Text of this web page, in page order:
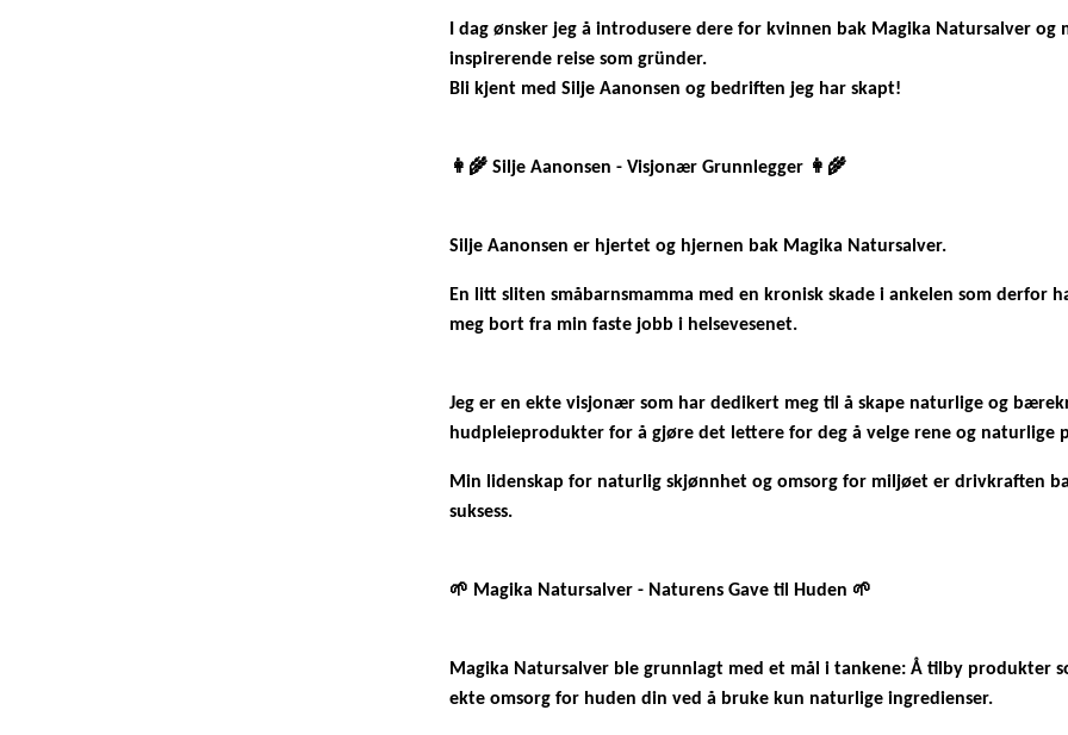
I dag ønsker jeg å introdusere dere for kvinnen bak Magika Natursalver og
inspirerende reise som gründer.
Bli kjent med Silje Aanonsen og bedriften jeg har skapt!
👩‍🌾 Silje Aanonsen - Visjonær Grunnlegger 👩‍🌾
Silje Aanonsen er hjertet og hjernen bak Magika Natursalver.
En litt sliten småbarnsmamma med en kronisk skade i ankelen som derfor
meg bort fra min faste jobb i helsevesenet.
Jeg er en ekte visjonær som har dedikert meg til å skape naturlige og
hudpleieprodukter for å gjøre det lettere for deg å velge rene og naturlige
Min lidenskap for naturlig skjønnhet og omsorg for miljøet er drivkraften
suksess.
🌱 Magika Natursalver - Naturens Gave til Huden 🌱
Magika Natursalver ble grunnlagt med et mål i tankene: Å tilby produkter
ekte omsorg for huden din ved å bruke kun naturlige ingredienser.